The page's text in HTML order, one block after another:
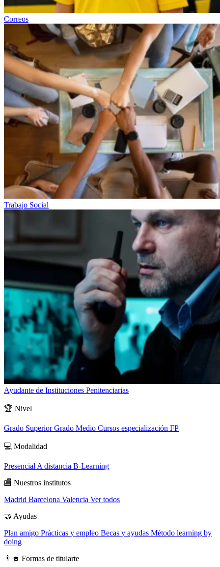
Correos
Trabajo Social
Ayudante de Instituciones Penitenciarias
🏆 Nivel
Grado SuperiorGrado Medio Cursos especialización FP
💻 Modalidad
Presencial A distancia B-Learning
🏬 Nuestros institutos
Madrid Barcelona Valencia Ver todos
🤝 Ayudas
Plan amigo Prácticas y empleo Becas y ayudas Método learning by
doing
👨‍🎓 Formas de titularte